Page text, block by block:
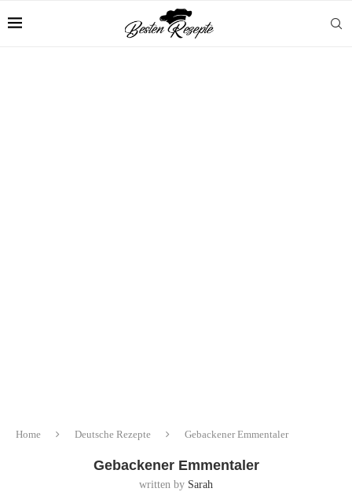
Home Deutsche Rezepte Gebackener Emmentaler
Gebackener Emmentaler
written by Sarah